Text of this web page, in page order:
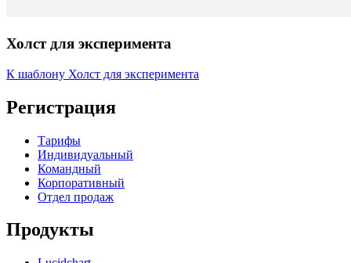
Холст для эксперимента
К шаблону Холст для эксперимента
Регистрация
Тарифы
Индивидуальный
Командный
Корпоративный
Отдел продаж
Продукты